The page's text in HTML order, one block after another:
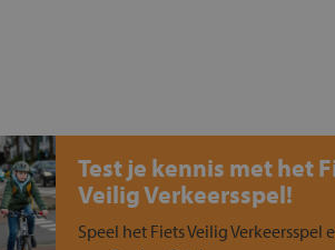
Test je kennis met het
Veilig Verkeersspel!
Speel het Fiets Veilig Verkeersspel